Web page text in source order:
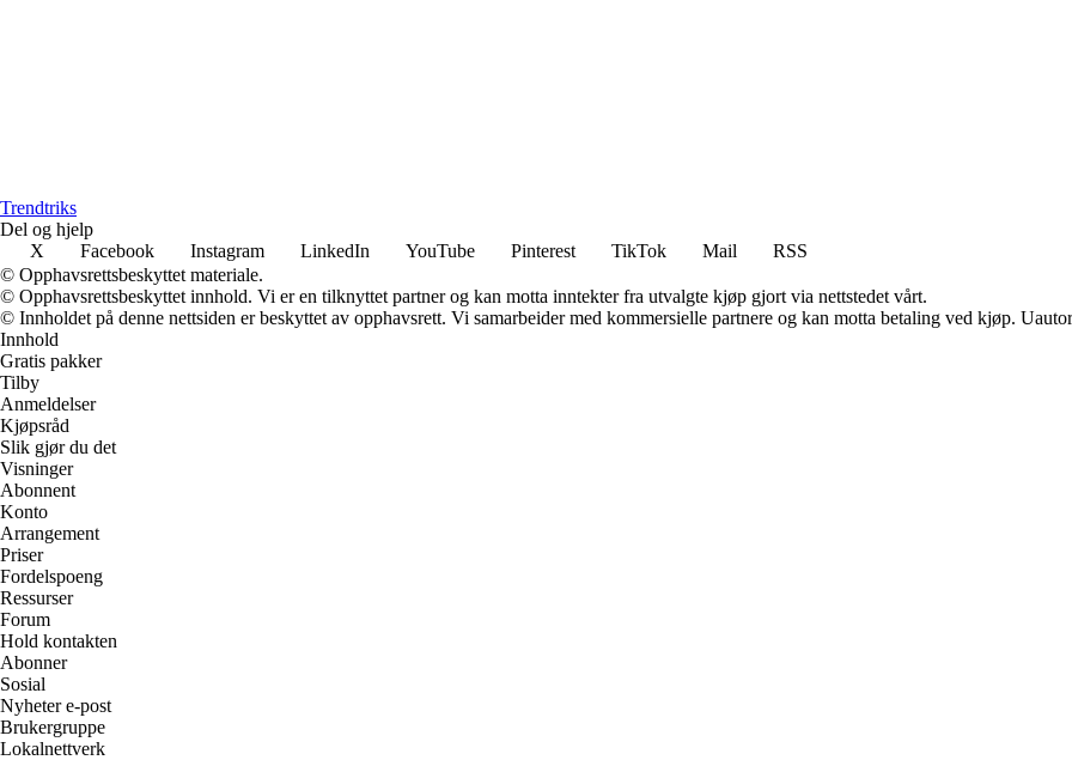
Trendtriks
Del og hjelp
X
Facebook Instagram LinkedIn YouTube Pinterest TikTok Mail
RSS
© Opphavsrettsbeskyttet materiale.
© Opphavsrettsbeskyttet innhold. Vi er en tilknyttet partner og kan motta inntekter fra utvalgte kjøp gjort via nettstedet vårt.
© Innholdet på denne nettsiden er beskyttet av opphavsrett. Vi samarbeider med kommersielle partnere og kan motta betaling ved kjøp.
Innhold
Gratis pakker
Tilby
Anmeldelser
Kjøpsråd
Slik gjør du det
Visninger
Abonnent
Konto
Arrangement
Priser
Fordelspoeng
Ressurser
Forum
Hold kontakten
Abonner
Sosial
Nyheter e-post
Brukergruppe
Lokalnettverk